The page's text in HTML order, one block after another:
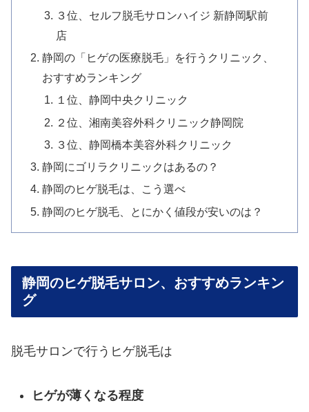
３位、セルフ脱毛サロンハイジ 新静岡駅前
店
静岡の「ヒゲの医療脱毛」を行うクリニック、
おすすめランキング
１位、静岡中央クリニック
２位、湘南美容外科クリニック静岡院
３位、静岡橋本美容外科クリニック
静岡にゴリラクリニックはあるの？
静岡のヒゲ脱毛は、こう選べ
静岡のヒゲ脱毛、とにかく値段が安いのは？
静岡のヒゲ脱毛サロン、おすすめランキン
グ
脱毛サロンで行うヒゲ脱毛は
ヒゲが薄くなる程度